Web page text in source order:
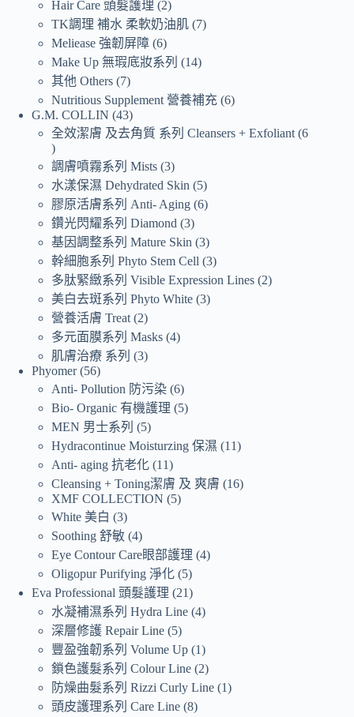
Hair Care 頭髮護理
2
TK調理 補水 柔軟奶油肌 7
Meliease 強韌屏障 6
Make Up 無瑕底妝系列
14
其他 Others 7
Nutritious Supplement 營養補充 6
G.M. COLLIN 43
全效潔膚 及去角質 系列 Cleansers + Exfoliant 6
調膚噴霧系列 Mists 3
水漾保濕 Dehydrated Skin
5
膠原活膚系列 Anti- Aging 6
鑽光閃耀系列 Diamond 3
基因調整系列 Mature Skin 3
幹細胞系列 Phyto Stem Cell 3
多肽緊緻系列 Visible Expression Lines 2
美白去斑系列 Phyto White 3
營養活膚 Treat 2
多元面膜系列 Masks 4
肌膚治療 系列
3
Phyomer 56
Anti- Pollution 防污染 6
Bio- Organic 有機護理
5
MEN 男士系列
5
Hydracontinue Moisturzing 保濕
11
Anti- aging 抗老化 11
Cleansing + Toning潔膚 及 爽膚
16
XMF COLLECTION
5
White 美白
3
Soothing 舒敏 4
Eye Contour Care眼部護理 4
Oligopur Purifying 淨化 5
Eva Professional 頭髮護理
21
水凝補濕系列 Hydra Line 4
深層修護 Repair Line 5
豐盈強韌系列 Volume Up 1
鎖色護髮系列 Colour Line 2
防燥曲髮系列 Rizzi Curly Line 1
頭皮護理系列 Care Line 8